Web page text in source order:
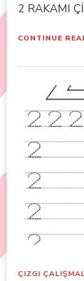
2 RAKAMI
CONTINUE
ÇIZGI